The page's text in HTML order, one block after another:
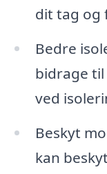
dit tag og
Bedre
bidrage
ved
Beskyt
kan